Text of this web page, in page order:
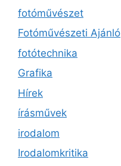
fotóművészet
Fotóművészeti Ajánló
fotótechnika
Grafika
Hírek
írásművek
irodalom
Irodalomkritika